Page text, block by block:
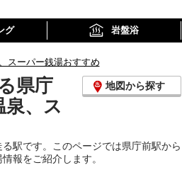
グ 岩盤浴
スーパー銭湯おすすめ
県庁
泉、ス
地図から探す
駅です。このページでは県庁前駅から
報をご紹介します。